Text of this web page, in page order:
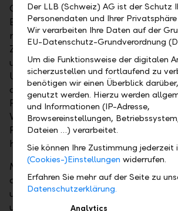
Grundlage der Prämierung ist nicht
Entwicklung einzelner Spitzenjahre,
risikoadjustierte Wertentwicklung
Zeitraum von drei Jahren. Dadurch
unterschiedliche Marktphasen
Unterschied zu Einzelratings steht
der Kategorie "Small Group Overall
Performance eines einzelnen
Vordergrund, sondern die
Fondsgesellschaft über mehrere
hinweg.
Mit mehr als 50 eigenen Fonds
die Anlageklassen Aktien, Anleihen
umfassend ab. Der erneute
unterstreicht die konstante
Der LLB (Schweiz) AG ist der Schutz
Personendaten und Ihrer
Wir verarbeiten Ihre Daten auf der
EU-Datenschutz-Grundverordnung
Um die Funktionsweise der digitalen
sicherzustellen und fortlaufend zu
benötigen wir einen Überblick
genutzt werden. Hierzu werden
und Informationen (IP-Adresse,
Browsereinstellungen,
Dateien …) verarbeitet.
Sie können Ihre Zustimmung jederzeit
(Cookies-)Einstellungen widerrufen.
Erfahren Sie mehr auf der Seite zu
Datenschutzerklärung.
Analytics